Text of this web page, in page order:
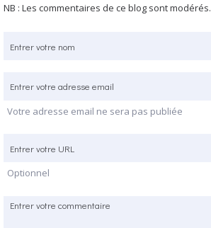
NB : Les commentaires de ce blog sont modérés.
Votre adresse email ne sera pas publiée
Optionnel